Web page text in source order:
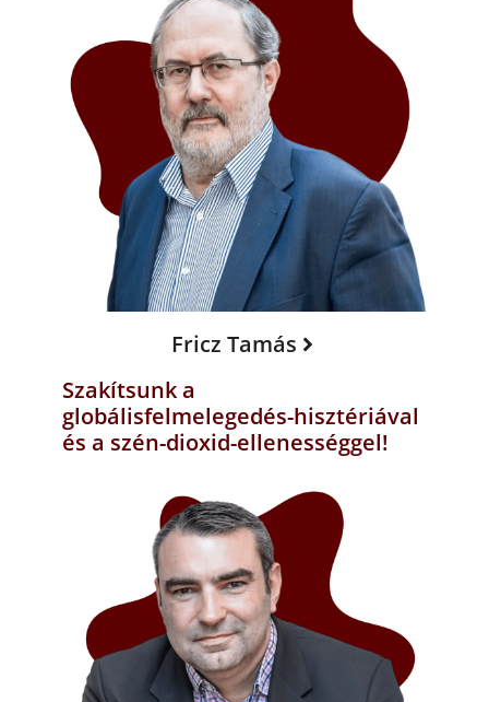
Fricz Tamás
Szakítsunk a
globálisfelmelegedés-hisztériával
és a szén-dioxid-ellenességgel!